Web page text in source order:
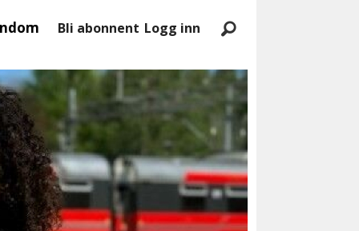
Bli abonnent Logg inn